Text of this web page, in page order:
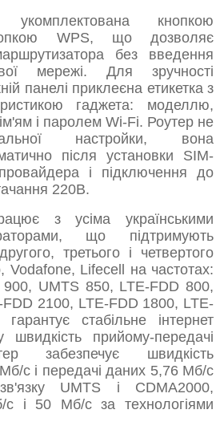
кнопкою
WPS, що дозволяє
без введення
мережі. Для зручності
панелі приклеєна етикетка з
гаджета: моделлю,
і паролем Wi-Fi. Роутер не
настройки, вона
після установки SIM-
і підключення до
220В.
з усіма українськими
що підтримують
третього і четвертого
Vodafone, Lifecell на частотах:
UMTS 850, LTE-FDD 800,
2100, LTE-FDD 1800, LTE-
стабільне інтернет
швидкість прийому-передачі
забезпечує швидкість
с і передачі даних 5,76 Мб/с
UMTS і CDMA2000,
с і 50 Мб/с за технологіями